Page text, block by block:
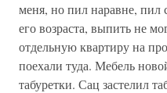
меня, но пил наравне, пил
его возраста, выпить не
отдельную квартиру на
поехали туда. Мебель
табуретки. Сац застелил